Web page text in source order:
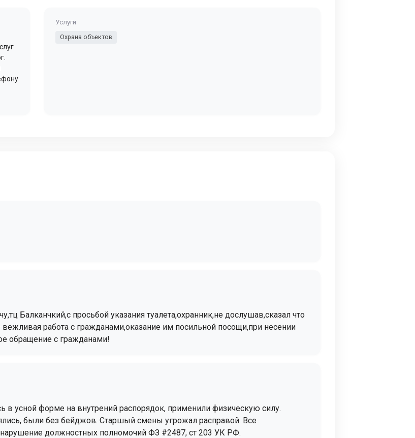
Услуги
Охрана объектов
Балканчкий,с просьбой указания туалета,охранник,не дослушав,сказал что
работа с гражданами,оказание им посильной посощи,при несении
обращение с гражданами!
в усной форме на внутрений распорядок, применили физическую силу.
были без бейджов. Старшый смены угрожал расправой. Все
должностных полномочий ФЗ #2487, ст 203 УК РФ.